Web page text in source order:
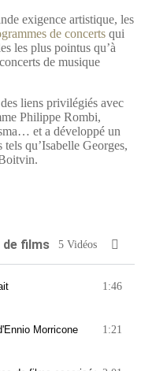
exigence artistique, les
de concerts qui
les plus pointus qu’à
de musique
liens privilégiés avec
Philippe Rombi,
et a développé un
qu’Isabelle Georges,
de films 5 Vidéos
1:46
Morricone 1:21